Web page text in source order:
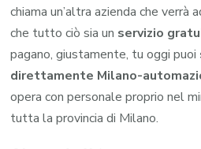
chiama un’altra azienda che verrà
che tutto ciò sia un servizio
pagano, giustamente, tu oggi puoi
direttamente Milano-
opera con personale proprio nel
tutta la provincia di Milano.